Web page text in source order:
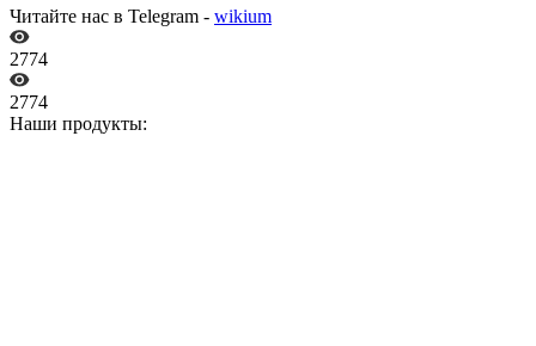
Читайте нас в Telegram - wikium
2774
2774
Наши продукты: